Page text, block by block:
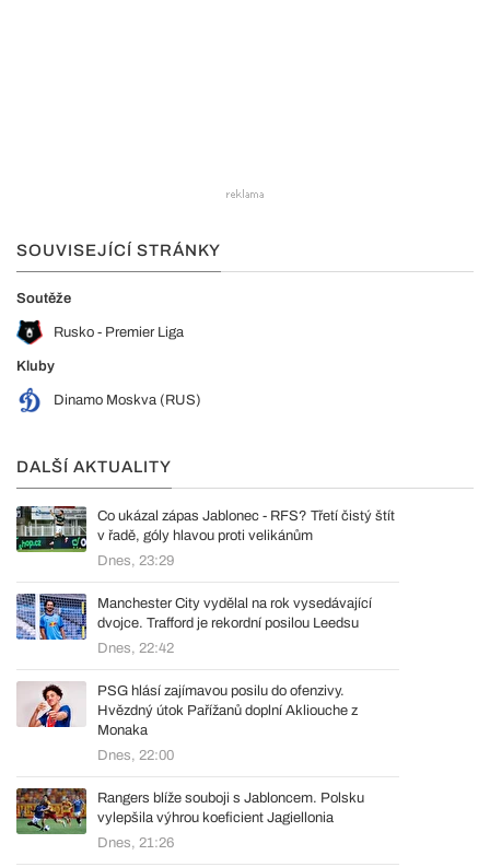
SOUVISEJÍCÍ STRÁNKY
Soutěže
Rusko - Premier Liga
Kluby
Dinamo Moskva (RUS)
DALŠÍ AKTUALITY
Co ukázal zápas Jablonec - RFS? Třetí čistý štít
v řadě, góly hlavou proti velikánům
Dnes, 23:29
Manchester City vydělal na rok vysedávající
dvojce. Trafford je rekordní posilou Leedsu
Dnes, 22:42
PSG hlásí zajímavou posilu do ofenzivy.
Hvězdný útok Pařížanů doplní Akliouche z
Monaka
Dnes, 22:00
Rangers blíže souboji s Jabloncem. Polsku
vylepšila výhrou koeficient Jagiellonia
Dnes, 21:26